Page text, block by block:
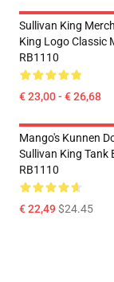
Sullivan King
King Logo Classic
RB1110
€ 23,00 - € 26,68
Mango's Kunnen
Sullivan King Tank
RB1110
€ 22,49$24.45